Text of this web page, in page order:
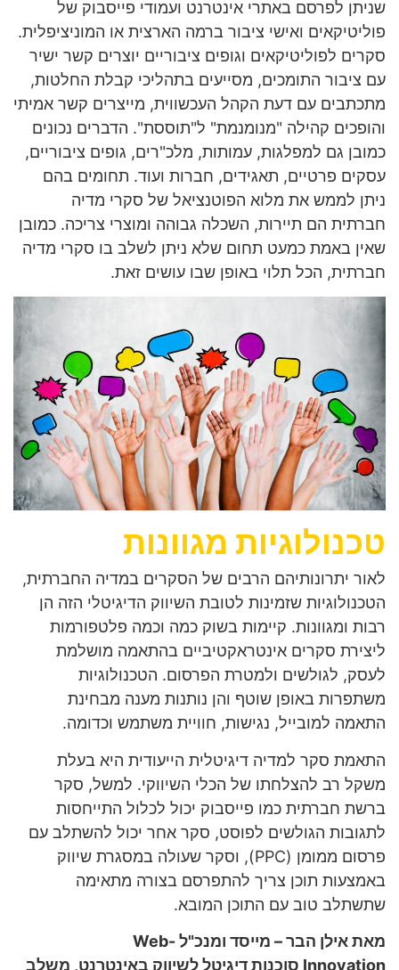
שניתן לפרסם באתרי אינטרנט ועמודי פייסבוק של
פוליטיקאים ואישי ציבור ברמה הארצית או המוניציפלית.
סקרים לפוליטיקאים וגופים ציבוריים יוצרים קשר ישיר
עם ציבור התומכים, מסייעים בתהליכי קבלת החלטות,
מתכתבים עם דעת הקהל העכשווית, מייצרים קשר אמיתי
והופכים קהילה "מנומנמת" ל"תוססת". הדברים נכונים
כמובן גם למפלגות, עמותות, מלכ"רים, גופים ציבוריים,
עסקים פרטיים, תאגידים, חברות ועוד. תחומים בהם
ניתן לממש את מלוא הפוטנציאל של סקרי מדיה
חברתית הם תיירות, השכלה גבוהה ומוצרי צריכה. כמובן
שאין באמת כמעט תחום שלא ניתן לשלב בו סקרי מדיה
חברתית, הכל תלוי באופן שבו עושים זאת.
טכנולוגיות מגוונות
לאור יתרונותיהם הרבים של הסקרים במדיה החברתית,
הטכנולוגיות שזמינות לטובת השיווק הדיגיטלי הזה הן
רבות ומגוונות. קיימות בשוק כמה וכמה פלטפורמות
ליצירת סקרים אינטראקטיביים בהתאמה מושלמת
לעסק, לגולשים ולמטרת הפרסום. הטכנולוגיות
משתפרות באופן שוטף והן נותנות מענה מבחינת
התאמה למובייל, נגישות, חוויית משתמש וכדומה.
התאמת סקר למדיה דיגיטלית הייעודית היא בעלת
משקל רב להצלחתו של הכלי השיווקי. למשל, סקר
ברשת חברתית כמו פייסבוק יכול לכלול התייחסות
לתגובות הגולשים לפוסט, סקר אחר יכול להשתלב עם
פרסום ממומן (PPC), וסקר שעולה במסגרת שיווק
באמצעות תוכן צריך להתפרסם בצורה מתאימה
שתשתלב טוב עם התוכן המובא.
מאת אילן הבר – מייסד ומנכ"לWeb-
Innovation סוכנות דיגיטל לשיווק באינטרנט, משלב